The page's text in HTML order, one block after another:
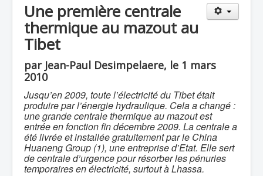
Une première centrale
thermique au mazout au
Tibet
par Jean-Paul Desimpelaere, le 1 mars
2010
Jusqu’en 2009, toute l’électricité du Tibet était
produire par l’énergie hydraulique. Cela a changé :
une grande centrale thermique au mazout est
entrée en fonction fin décembre 2009. La centrale a
été livrée et installée gratuitement par le China
Huaneng Group (1), une entreprise d’Etat. Elle sert
de centrale d’urgence pour résorber les pénuries
temporaires en électricité, surtout à Lhassa.